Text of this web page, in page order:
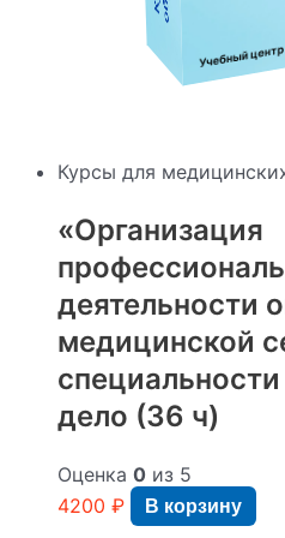
Учебный
Курсы для
«Организация
деятельности
медицинской
дело (36 ч)
Оценка 0 из 5
4200 ₽ В корзину